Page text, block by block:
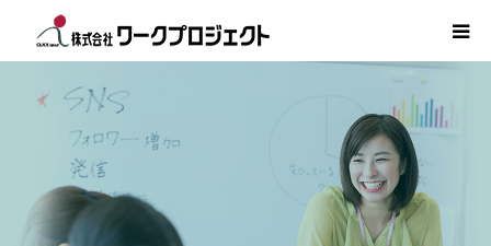
TOP
初めての方
サービス